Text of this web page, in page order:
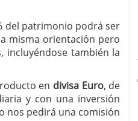
del patrimonio podrá ser
misma orientación pero
incluyéndose también la
en divisa Euro, de
y con una inversión
nos pedirá una comisión